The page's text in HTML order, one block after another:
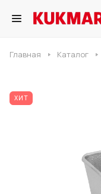
Главная Каталог
ХИТ